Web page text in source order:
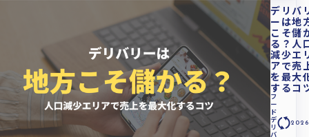
デリバ
ーは地
こそ儲
る？人
減少エ
アで売
を最大
するコ
フ
ー
ド
デ
リ
バ